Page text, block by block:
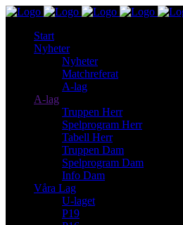
Start
Nyheter
Nyheter
Matchreferat
A-lag
A-lag
Truppen Herr
Spelprogram Herr
Tabell Herr
Truppen Dam
Spelprogram Dam
Info Dam
Våra Lag
U-laget
P19